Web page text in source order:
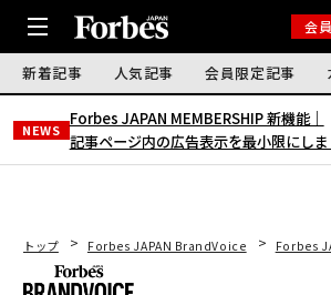
会
新着記事 人気記事 会員限定記事
NEWS
Forbes JAPAN MEMBERSHIP 新機能｜
記事ページ内の広告表示を最小限にし
トップ Forbes JAPAN BrandVoice Forbes